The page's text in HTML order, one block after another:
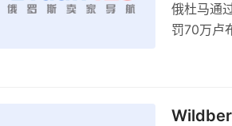
俄杜马通
罚70万卢